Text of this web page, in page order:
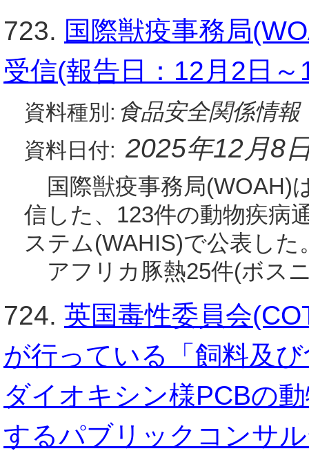
723. 国際獣疫事務局
受信(報告日：12月2日～
資料種別: 食品安全関係情報
資料日付: 2025年12月8
国際獣疫事務局(WOAH)
信した、123件の動物疾病
ステム(WAHIS)で公表し
アフリカ豚熱25件(ボス
724. 英国毒性委員会
が行っている「飼料及
ダイオキシン様PCBの
するパブリックコンサ